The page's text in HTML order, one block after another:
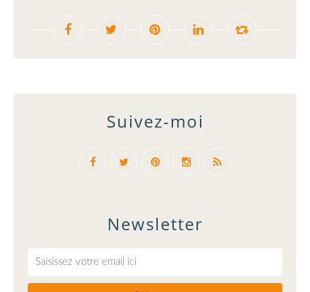
Newsletter
Suivez-moi